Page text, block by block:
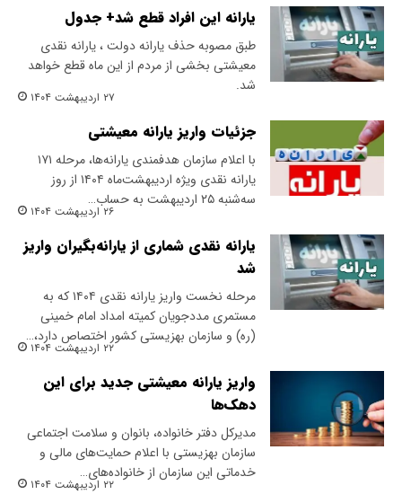
یارانه این افراد قطع شد+ جدول
طبق مصوبه حذف یارانه دولت ، یارانه نقدی
معیشتی بخشی از مردم از این ماه قطع خواهد
شد.
۲۷ اردیبهشت ۱۴۰۴
جزئیات واریز یارانه معیشتی
با اعلام سازمان هدفمندی یارانه‌ها، مرحله ۱۷۱
یارانه نقدی ویژه اردیبهشت‌ماه ۱۴۰۴ از روز
سه‌شنبه ۲۵ اردیبهشت به حساب…
۲۶ اردیبهشت ۱۴۰۴
یارانه نقدی شماری از یارانه‌بگیران واریز
شد
مرحله نخست واریز یارانه نقدی ۱۴۰۴ که به
مستمری مددجویان کمیته امداد امام خمینی
(ره) و سازمان بهزیستی کشور اختصاص دارد،…
۲۲ اردیبهشت ۱۴۰۴
واریز یارانه معیشتی جدید برای این
دهک‌ها
مدیرکل دفتر خانواده، بانوان و سلامت اجتماعی
سازمان بهزیستی با اعلام حمایت‌های مالی و
خدماتی این سازمان از خانواده‌های…
۲۲ اردیبهشت ۱۴۰۴